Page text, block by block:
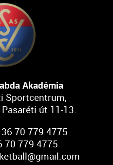
Akadémia
Sportcentrum,
út 11-13.
70 779 4775
70 779 4775